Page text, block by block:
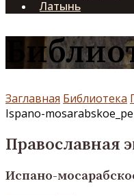
Латынь
Заглавная Библиотека
Ispano-
Православная
Испано-